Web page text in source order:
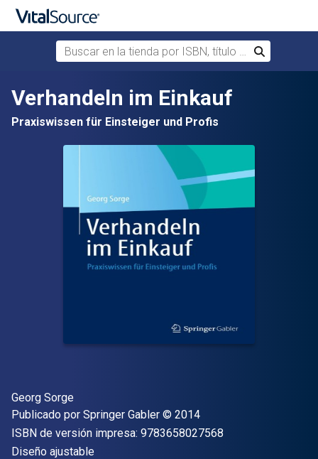
Saltar al contenido principal
Buscar en la tienda por ISBN, título o autor
Buscar
Verhandeln im Einkauf
Praxiswissen für Einsteiger und Profis
Autor(es)
Georg Sorge
Editorial
Publicado por Springer Gabler Copyright
© 2014
ISBN de versión impresa: 9783658027568
Formato
Diseño ajustable